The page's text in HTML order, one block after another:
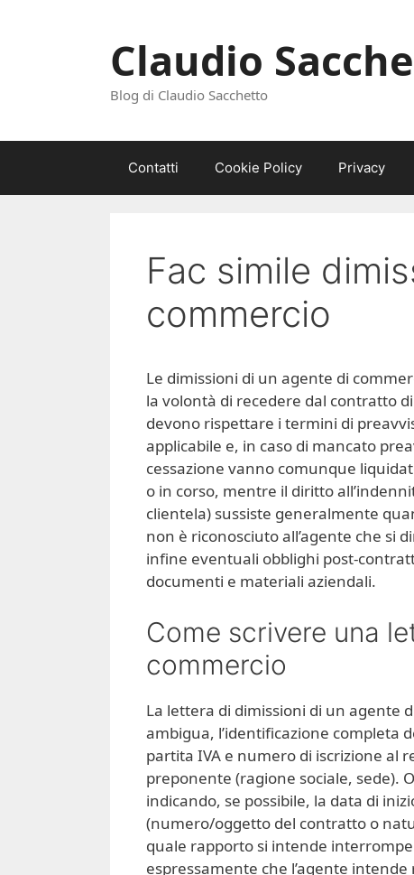
Claudio
Blog di Claudio Sacchetto
Contatti Cookie Policy Privacy
Fac simile
commercio
Le dimissioni di un agente di
la volontà di recedere dal contratto
devono rispettare i termini di
applicabile e, in caso di mancato
cessazione vanno comunque
o in corso, mentre il diritto
clientela) sussiste generalmente
non è riconosciuto all’agente che si
infine eventuali obblighi post-
documenti e materiali aziendali.
Come scrivere una
commercio
La lettera di dimissioni di un agente
ambigua, l’identificazione completa
partita IVA e numero di iscrizione al
preponente (ragione sociale, sede).
indicando, se possibile, la data di
(numero/oggetto del contratto o
quale rapporto si intende
espressamente che l’agente